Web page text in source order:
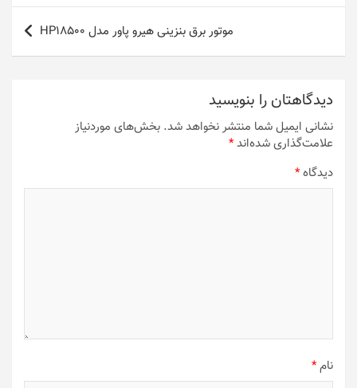
موتور برق بنزینی هیرو پاور مدل HP18500
دیدگاهتان را بنویسید
نشانی ایمیل شما منتشر نخواهد شد. بخش‌های موردنیاز
علامت‌گذاری شده‌اند*
دیدگاه*
نام*